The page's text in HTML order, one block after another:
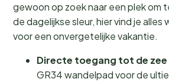
gewoon op zoek naar een plek om
de dagelijkse sleur, hier vind je
voor een onvergetelijke vakantie.
Directe toegang tot de zee
GR34 wandelpad voor de